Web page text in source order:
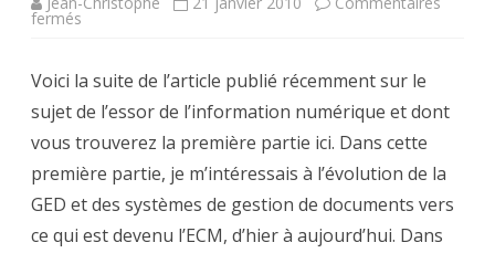
fermés
faire
face
à
l’essor
du
numérique
–
2
Voici la suite de l’article publié récemment sur le
sujet de l’essor de l’information numérique et dont
vous trouverez la première partie ici. Dans cette
première partie, je m’intéressais à l’évolution de la
GED et des systèmes de gestion de documents vers
ce qui est devenu l’ECM, d’hier à aujourd’hui. Dans